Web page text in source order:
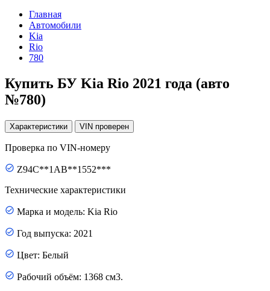
Главная
Автомобили
Kia
Rio
780
Купить БУ Kia Rio 2021 года (авто
№780)
Характеристики VIN проверен
Проверка по VIN-номеру
Z94C**1AB**1552***
Технические характеристики
Марка и модель: Kia Rio
Год выпуска: 2021
Цвет: Белый
Рабочий объём: 1368 см3.